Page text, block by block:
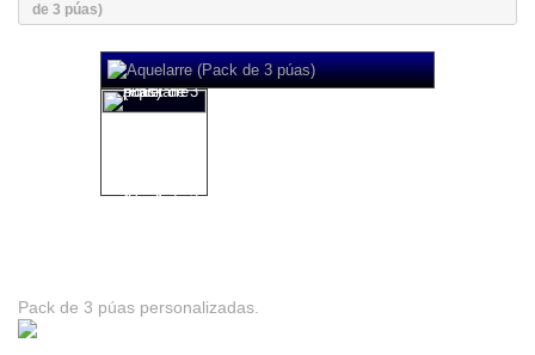
de 3 púas)
Pack de 3 púas personalizadas.